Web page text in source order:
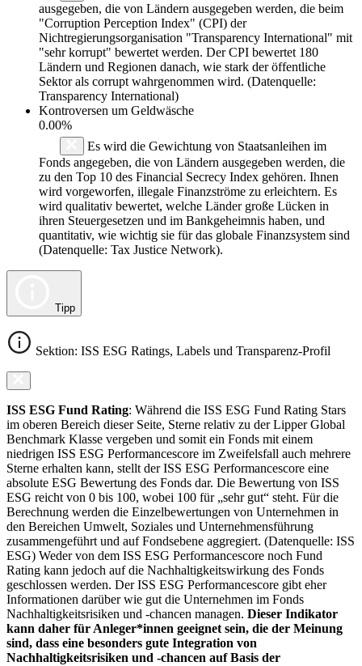
ausgegeben, die von Ländern ausgegeben werden, die beim
"Corruption Perception Index" (CPI) der
Nichtregierungsorganisation "Transparency International" mit
"sehr korrupt" bewertet werden. Der CPI bewertet 180
Ländern und Regionen danach, wie stark der öffentliche
Sektor als corrupt wahrgenommen wird. (Datenquelle:
Transparency International)
Kontroversen um Geldwäsche
0.00%
Es wird die Gewichtung von Staatsanleihen im
Fonds angegeben, die von Ländern ausgegeben werden, die
zu den Top 10 des Financial Secrecy Index gehören. Ihnen
wird vorgeworfen, illegale Finanzströme zu erleichtern. Es
wird qualitativ bewertet, welche Länder große Lücken in
ihren Steuergesetzen und im Bankgeheimnis haben, und
quantitativ, wie wichtig sie für das globale Finanzsystem sind
(Datenquelle: Tax Justice Network).
Tipp
Sektion: ISS ESG Ratings, Labels und Transparenz-Profil
ISS ESG Fund Rating: Während die ISS ESG Fund Rating Stars
im oberen Bereich dieser Seite, Sterne relativ zu der Lipper Global
Benchmark Klasse vergeben und somit ein Fonds mit einem
niedrigen ISS ESG Performancescore im Zweifelsfall auch mehrere
Sterne erhalten kann, stellt der ISS ESG Performancescore eine
absolute ESG Bewertung des Fonds dar. Die Bewertung von ISS
ESG reicht von 0 bis 100, wobei 100 für „sehr gut“ steht. Für die
Berechnung werden die Einzelbewertungen von Unternehmen in
den Bereichen Umwelt, Soziales und Unternehmensführung
zusammengeführt und auf Fondsebene aggregiert. (Datenquelle: ISS
ESG) Weder von dem ISS ESG Performancescore noch Fund
Rating kann jedoch auf die Nachhaltigkeitswirkung des Fonds
geschlossen werden. Der ISS ESG Performancescore gibt eher
Informationen darüber wie gut die Unternehmen im Fonds
Nachhaltigkeitsrisiken und -chancen managen. Dieser Indikator
kann daher für Anleger*innen geeignet sein, die der Meinung
sind, dass eine besonders gute Integration von
Nachhaltigkeitsrisiken und -chancen auf Basis der